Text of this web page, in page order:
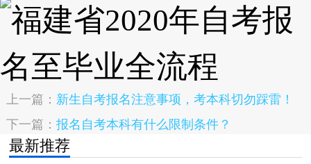
上一篇： 新生自考报名注意事项，考本科切勿踩雷！
下一篇：报名自考本科有什么限制条件？
最新推荐